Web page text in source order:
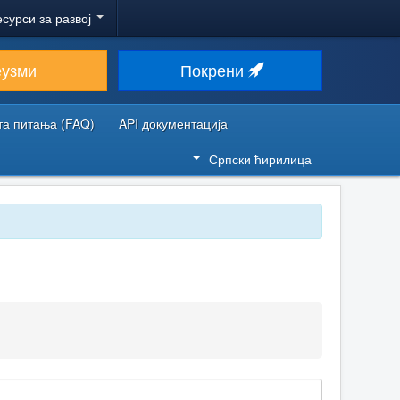
за развој
Покрени
питања (FAQ)
API документација
Српски ћирилица